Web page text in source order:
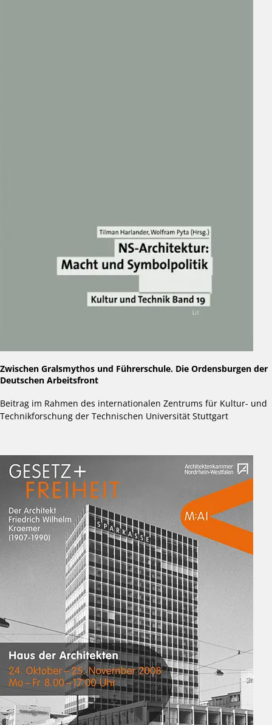
Zwischen Gralsmythos und Führerschule. Die Ordensburgen der
Deutschen Arbeitsfront
Beitrag im Rahmen des internationalen Zentrums für Kultur- und
Technikforschung der Technischen Universität Stuttgart